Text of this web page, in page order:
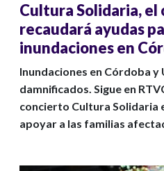
Cultura Solidaria,
recaudará ayudas
inundaciones en
Inundaciones en Córdoba y
damnificados. Sigue en
concierto Cultura Solidaria
apoyar a las familias